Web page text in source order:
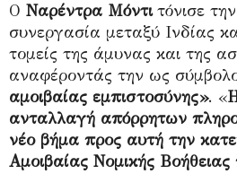
Ο Ναρέντρα Μόντιτόνισε
συνεργασία μεταξύ Ινδίας
τομείς της άμυνας και της
αναφέροντάς την ως
αμοιβαίας εμπιστοσύνης». «
ανταλλαγή απόρρητων
νέο βήμα προς αυτή την
Αμοιβαίας Νομικής